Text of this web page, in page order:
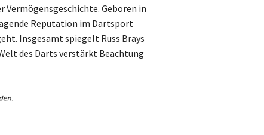
Vermögensgeschichte. Geboren in
Reputation im Dartsport
Insgesamt spiegelt Russ Brays
des Darts verstärkt Beachtung